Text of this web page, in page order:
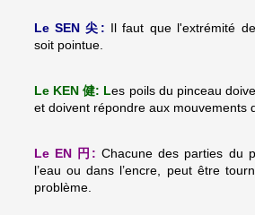
Le SEN尖: Il faut que l'extrémité
soit pointue.
Le KEN 健: Les poils du pinceau
et doivent répondre aux mouvements
Le EN 円:Chacune des parties du
l’eau ou dans l’encre, peut être
problème.